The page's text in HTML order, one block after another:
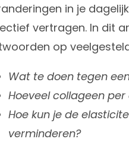
in je
vertragen. In dit
op
Wat te doen tegen
Hoeveel collageen
Hoe kun je de
verminderen?